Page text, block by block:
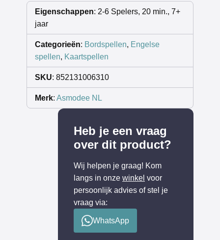
Eigenschappen: 2-6 Spelers, 20 min., 7+
jaar
Categorieën: Bordspellen, Engelse
spellen, Kaartspellen
SKU: 852131006310
Merk: Asmodee NL
Heb je een vraag
over dit product?
Wij helpen je graag! Kom
langs in onze winkel voor
persoonlijk advies of stel je
vraag via:
WhatsApp